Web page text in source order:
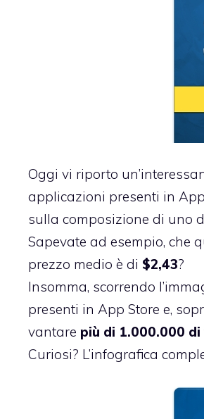
Oggi vi riporto
applicazioni presenti in
sulla composizione di uno
Sapevate ad esempio, che
prezzo medio è di $2,43?
Insomma, scorrendo
presenti in App Store e,
vantare più di 1.000.000
Curiosi? L’infografica